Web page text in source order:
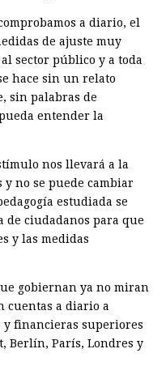
a diario, el
de ajuste muy
sector público y a toda
hace sin un relato
sin palabras de
entender la
nos llevará a la
y no se puede cambiar
estudiada se
de ciudadanos para que
y las medidas
gobiernan ya no miran
cuentas a diario a
y financieras superiores
Berlín, París, Londres y